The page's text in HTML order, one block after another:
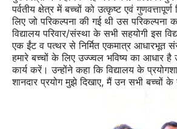
पर्वतीय क्षेत्र में बच्चों को उत्कृष्ट एवं
लिए जो परिकल्पना की गई थी उस
विद्यालय परिवार/संस्था के सभी सहयोगी इस
एक ईंट व पत्थर से निर्मित एकमात्र आधारभूत
हमारे बच्चों के लिए उज्ज्वल भविष्य का आधार
कार्य करें। उन्होंने कहा कि विद्यालय के
शानदार प्रयोग मुझे दिखाए, मैं उन सभी बच्चों के